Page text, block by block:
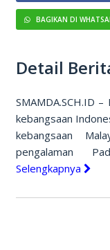
BAGIKAN DI
Detail
SMAMDA.SCH.ID
kebangsaan
kebangsaan
pengalaman
Selengkapnya